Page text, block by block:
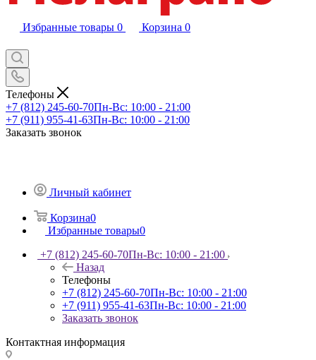
Избранные товары 0 Корзина 0
Телефоны
+7 (812) 245-60-70Пн-Вс: 10:00 - 21:00
+7 (911) 955-41-63Пн-Вс: 10:00 - 21:00
Заказать звонок
Личный кабинет
Корзина0
Избранные товары0
+7 (812) 245-60-70Пн-Вс: 10:00 - 21:00
Назад
Телефоны
+7 (812) 245-60-70Пн-Вс: 10:00 - 21:00
+7 (911) 955-41-63Пн-Вс: 10:00 - 21:00
Заказать звонок
Контактная информация